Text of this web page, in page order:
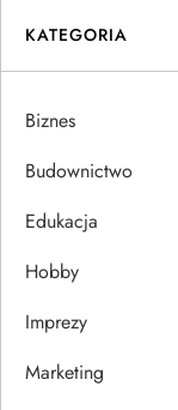
g
a
c
j
a
w
p
KATEGORIA
Biznes
Budownictwo
Edukacja
Hobby
Imprezy
Marketing